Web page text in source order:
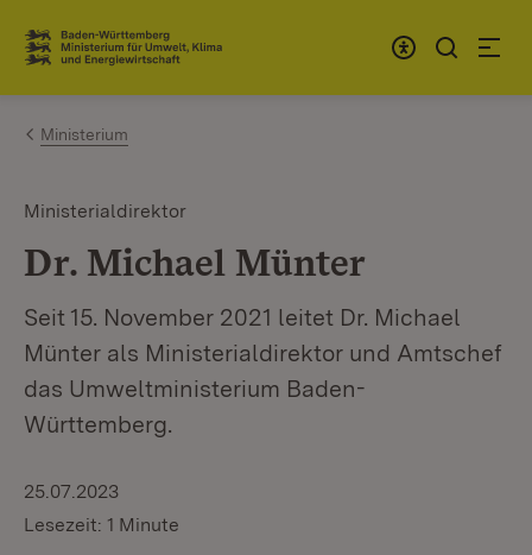
Zum Inhalt springen
Link zur Startseite
Ministerium
Ministerialdirektor
Dr. Michael Münter
Seit 15. November 2021 leitet Dr. Michael
Münter als Ministerialdirektor und Amtschef
das Umweltministerium Baden-
Württemberg.
25.07.2023
Lesezeit: 1 Minute